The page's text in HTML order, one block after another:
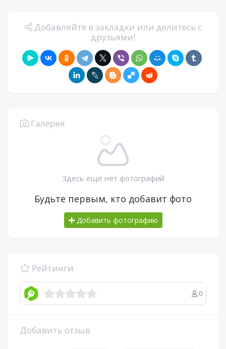
Добавляйте в закладки или делитесь с
друзьями!
Галерея
Здесь еще нет фотографий
Будьте первым, кто добавит фото
Добавить фотографию
Рейтинги
0
Добавить отзыв